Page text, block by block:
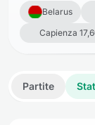
Belarus
Capienza
Partite